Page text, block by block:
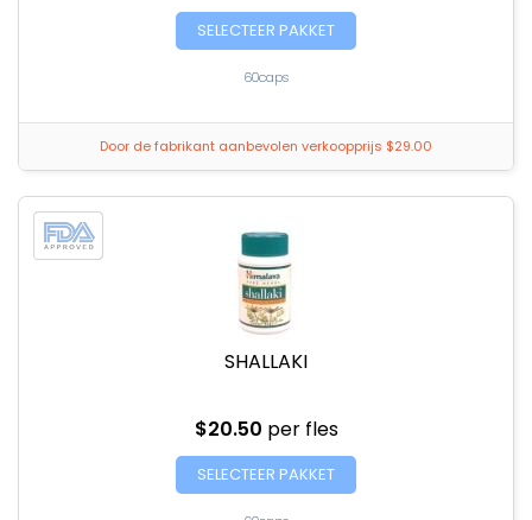
SELECTEER PAKKET
60caps
Door de fabrikant aanbevolen verkoopprijs $29.00
SHALLAKI
$20.50 per fles
SELECTEER PAKKET